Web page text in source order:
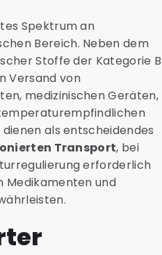
Spektrum an
Bereich. Neben dem
Stoffe der Kategorie B
Versand von
medizinischen Geräten,
als entscheidendes
Transport, bei
erforderlich
Medikamenten und